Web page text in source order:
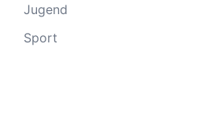
Jugend
Sport